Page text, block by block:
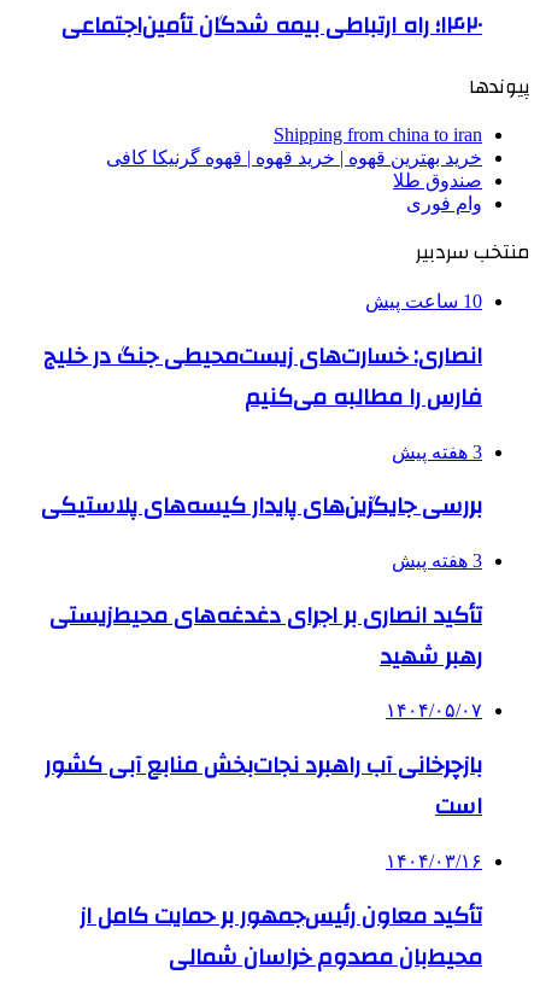
۱۴۲۰؛ راه ارتباطی بیمه شدگان تأمین‌اجتماعی
پیوندها
Shipping from china to iran
خرید بهترین قهوه | خرید قهوه | قهوه گرنیکا کافی
صندوق طلا
وام فوری
منتخب سردبیر
10 ساعت پیش
انصاری: خسارت‌های زیست‌محیطی جنگ در خلیج
فارس را مطالبه‌ می‌کنیم
3 هفته پیش
بررسی جایگزین‌های پایدار کیسه‌های پلاستیکی
3 هفته پیش
تأکید انصاری بر اجرای دغدغه‌های محیط‌زیستی
رهبر شهید
۱۴۰۴/۰۵/۰۷
بازچرخانی آب راهبرد نجات‌بخش منابع آبی کشور
است
۱۴۰۴/۰۳/۱۶
تأکید معاون رئیس‌جمهور بر حمایت کامل از
محیط‌بان مصدوم خراسان شمالی